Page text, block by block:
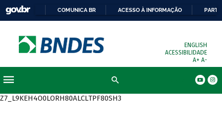
COMUNICA BR ACESSO À INFORMAÇÃO
ENGLISH
ACESSIBILIDADE
A+ A-
Z7_L9KEH4O0LORH80ALCLTPF80SH3